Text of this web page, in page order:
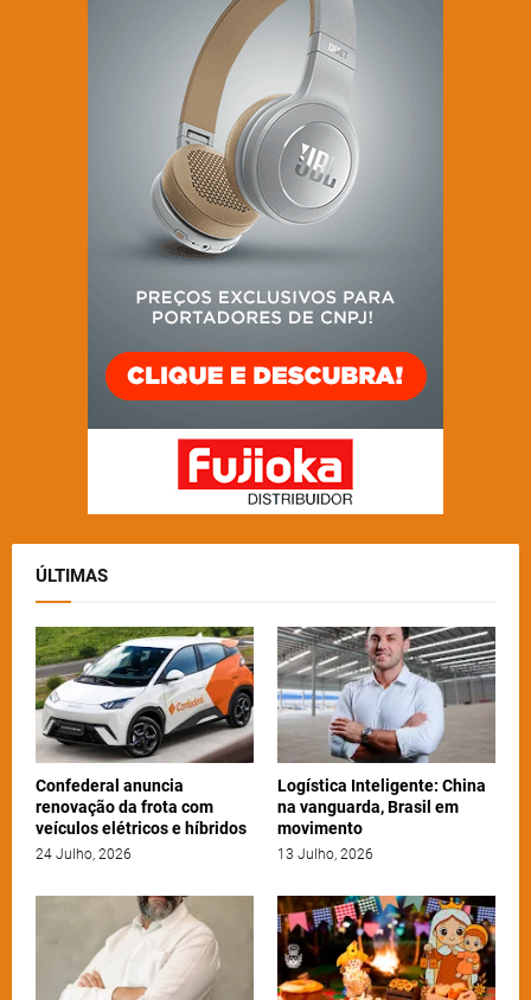
ÚLTIMAS
Confederal anuncia
renovação da frota com
veículos elétricos e híbridos
24 Julho, 2026
Logística Inteligente: China
na vanguarda, Brasil em
movimento
13 Julho, 2026